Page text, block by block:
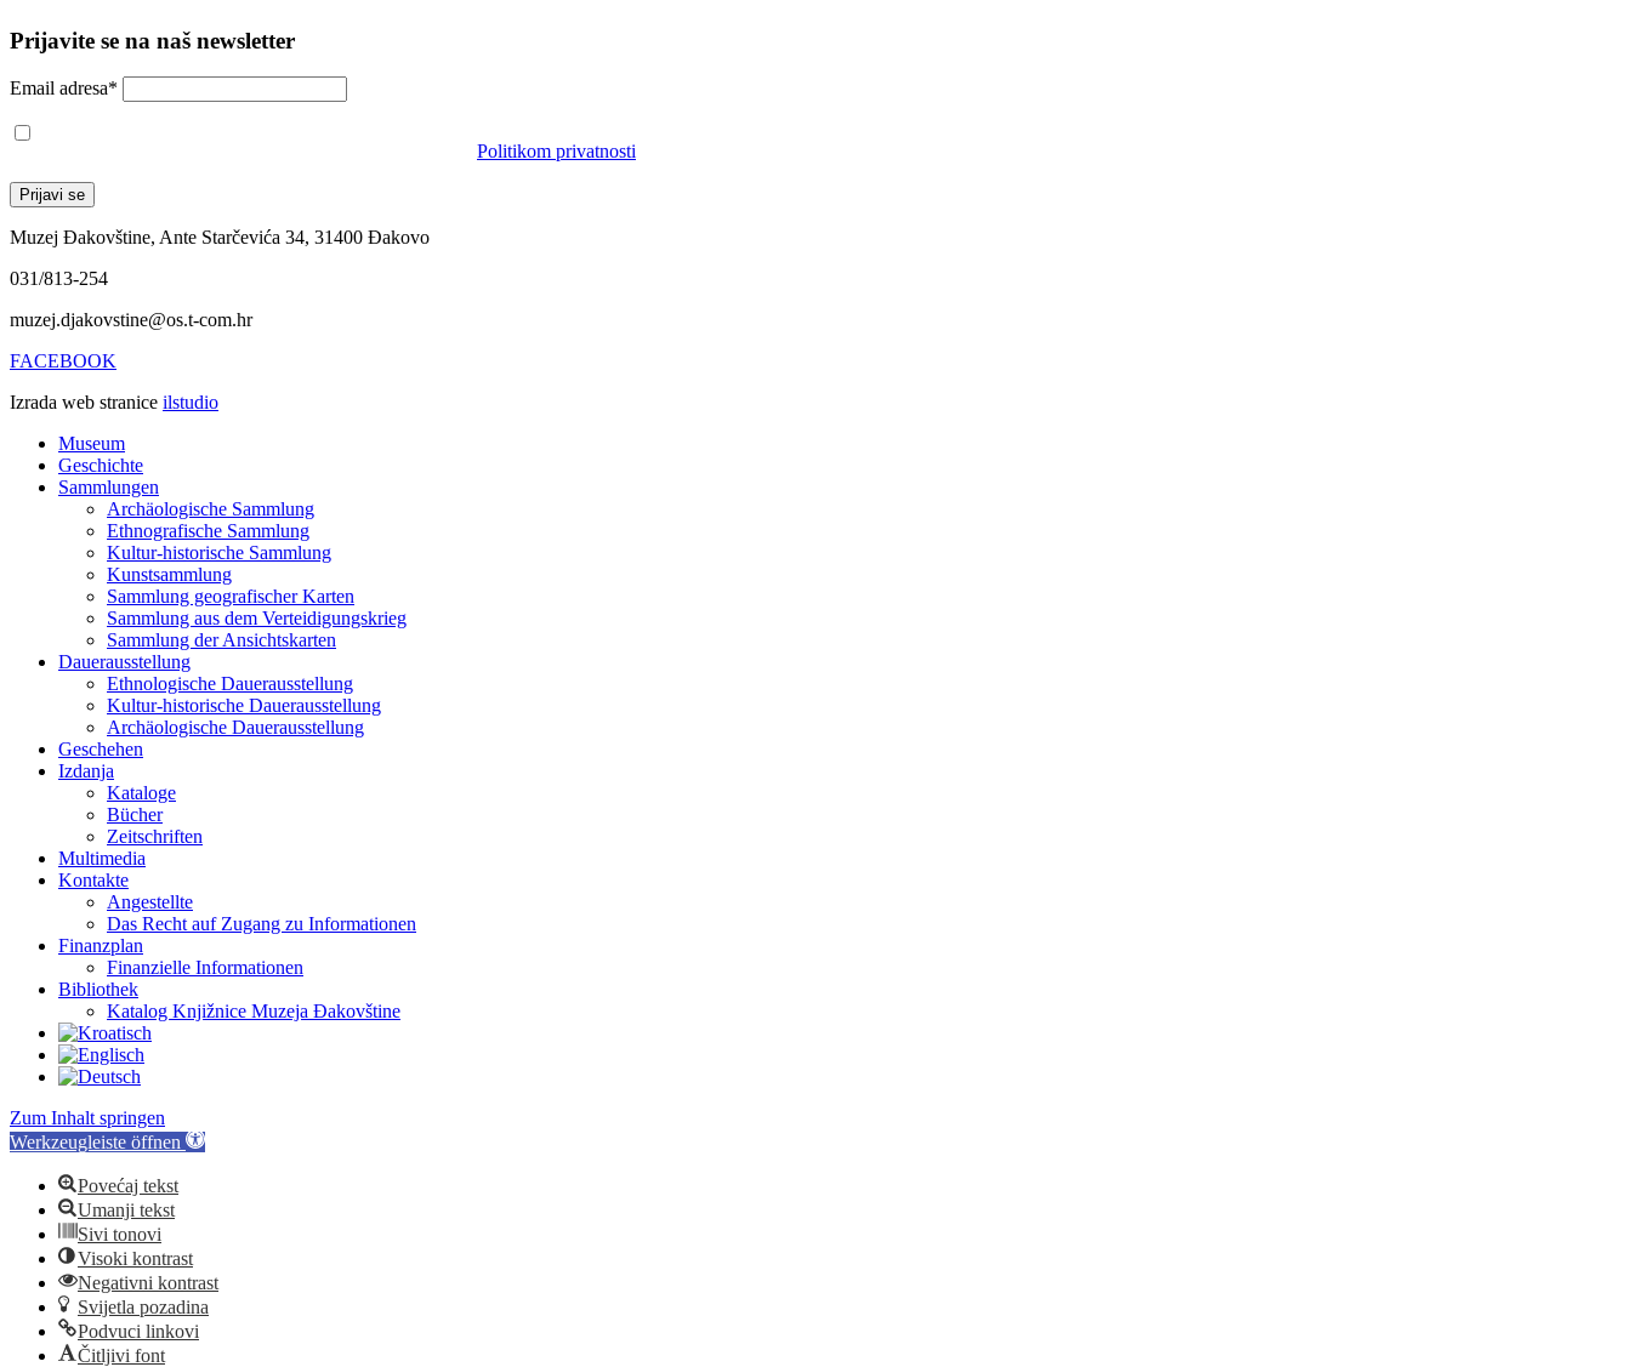
Prijavite se na naš newsletter
Email adresa*
Politikom privatnosti
Muzej Đakovštine, Ante Starčevića 34, 31400 Đakovo
031/813-254
muzej.djakovstine@os.t-com.hr
FACEBOOK
Izrada web stranice ilstudio
Museum
Geschichte
Sammlungen
Archäologische Sammlung
Ethnografische Sammlung
Kultur-historische Sammlung
Kunstsammlung
Sammlung geografischer Karten
Sammlung aus dem Verteidigungskrieg
Sammlung der Ansichtskarten
Dauerausstellung
Ethnologische Dauerausstellung
Kultur-historische Dauerausstellung
Archäologische Dauerausstellung
Geschehen
Izdanja
Kataloge
Bücher
Zeitschriften
Multimedia
Kontakte
Angestellte
Das Recht auf Zugang zu Informationen
Finanzplan
Finanzielle Informationen
Bibliothek
Katalog Knjižnice Muzeja Đakovštine
Zum Inhalt springen
Werkzeugleiste öffnen
Povećaj tekst
Umanji tekst
Sivi tonovi
Visoki kontrast
Negativni kontrast
Svijetla pozadina
Podvuci linkovi
Čitljivi font